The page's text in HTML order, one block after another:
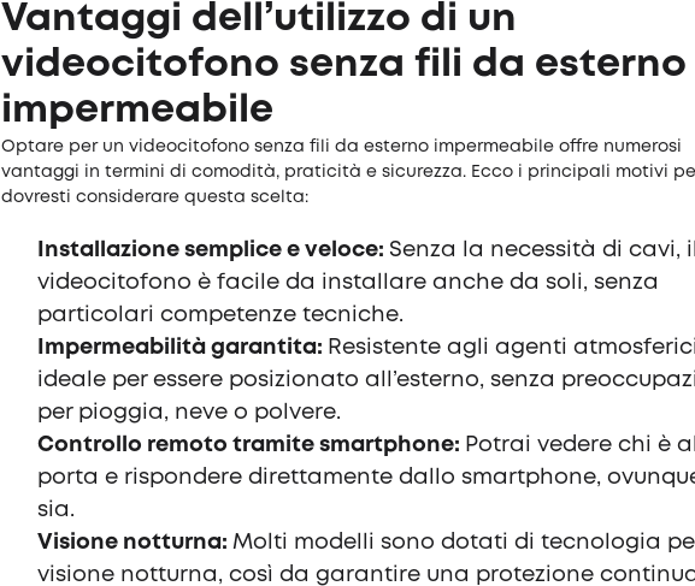
Vantaggi dell’utilizzo di un
videocitofono senza fili da esterno
impermeabile
Optare per un videocitofono senza fili da esterno impermeabile offre numerosi
vantaggi in termini di comodità, praticità e sicurezza. Ecco i principali motivi
dovresti considerare questa scelta:
Installazione semplice e veloce: Senza la necessità di cavi, il
videocitofono è facile da installare anche da soli, senza
particolari competenze tecniche.
Impermeabilità garantita: Resistente agli agenti
ideale per essere posizionato all’esterno, senza
per pioggia, neve o polvere.
Controllo remoto tramite smartphone: Potrai vedere chi è
porta e rispondere direttamente dallo smartphone,
sia.
Visione notturna: Molti modelli sono dotati di tecnologia
visione notturna, così da garantire una protezione